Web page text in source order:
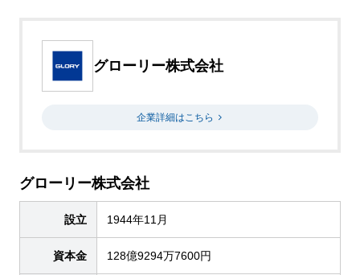
グローリー株式会社
企業詳細はこちら
グローリー株式会社
設立 1944年11月
資本金 128億9294万7600円